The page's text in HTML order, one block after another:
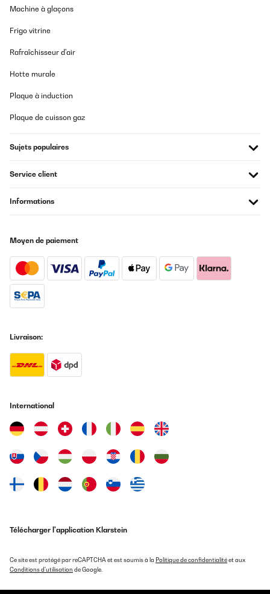
Machine à glaçons
Frigo vitrine
Rafraîchisseur d'air
Hotte murale
Plaque à induction
Plaque de cuisson gaz
Sujets populaires
Service client
Informations
Moyen de paiement
Livraison:
International
Télécharger l'application Klarstein
Ce site est protégé par reCAPTCHA et est soumis à la Politique de confidentialitéet aux
Conditions d'utilisation de Google.